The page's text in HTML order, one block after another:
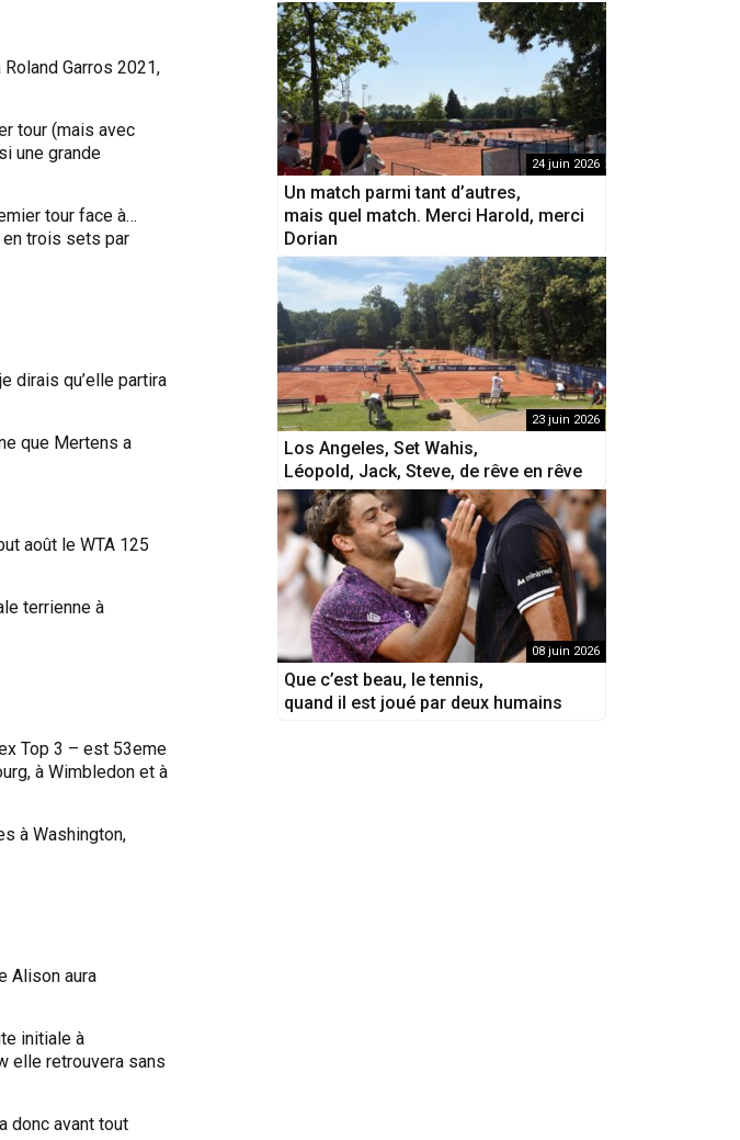
Garros 2021,
tour (mais avec
une grande
tour face à…
en trois sets par
dirais qu’elle partira
que Mertens a
août le WTA 125
terrienne à
Top 3 – est 53eme
à Wimbledon et à
à Washington,
Alison aura
initiale à
elle retrouvera sans
donc avant tout
24 juin 2026
Un match parmi tant d’autres,
mais quel match. Merci Harold, merci
Dorian
23 juin 2026
Los Angeles, Set Wahis,
Léopold, Jack, Steve, de rêve en rêve
08 juin 2026
Que c’est beau, le tennis,
quand il est joué par deux humains